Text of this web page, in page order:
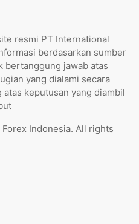
resmi PT International
berdasarkan sumber
bertanggung jawab atas
yang dialami secara
keputusan yang diambil
Indonesia. All rights